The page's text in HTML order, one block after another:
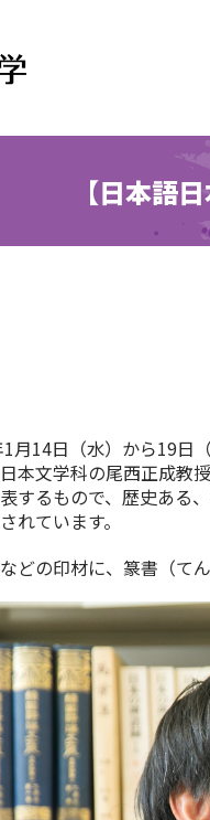
【日本語
月14日（水）から19日
本文学科の尾西正成教
するもので、歴史ある
れています。
どの印材に、篆書（て